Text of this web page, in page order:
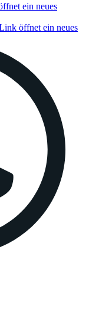
ein neues
öffnet ein neues